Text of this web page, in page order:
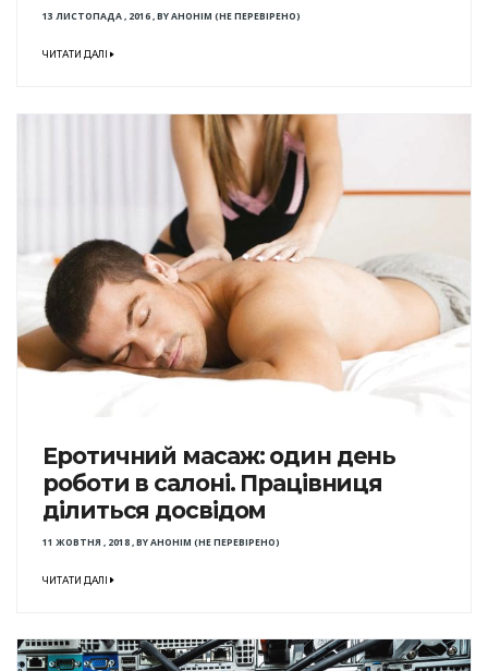
13 ЛИСТОПАДА , 2016,BYАНОНІМ (НЕ ПЕРЕВІРЕНО)
ЧИТАТИ ДАЛІ
Еротичний масаж: один день
роботи в салоні. Працівниця
ділиться досвідом
11 ЖОВТНЯ , 2018,BYАНОНІМ (НЕ ПЕРЕВІРЕНО)
ЧИТАТИ ДАЛІ